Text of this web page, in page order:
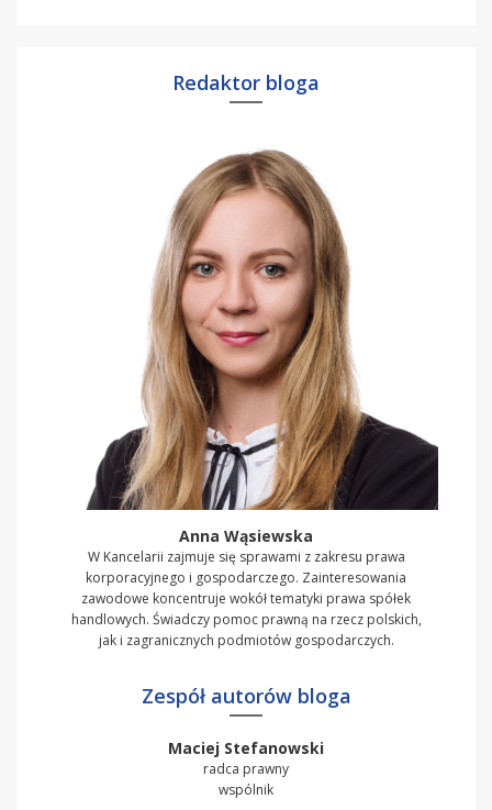
Redaktor bloga
Anna Wąsiewska
W Kancelarii zajmuje się sprawami z zakresu prawa
korporacyjnego i gospodarczego. Zainteresowania
zawodowe koncentruje wokół tematyki prawa spółek
handlowych. Świadczy pomoc prawną na rzecz polskich,
jak i zagranicznych podmiotów gospodarczych.
Zespół autorów bloga
Maciej Stefanowski
radca prawny
wspólnik